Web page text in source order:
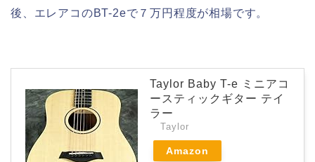
後、エレアコのBT-2eで７万円程度が相場です。
Taylor Baby T-e ミニアコ
ースティックギター テイ
ラー
Taylor
Amazon